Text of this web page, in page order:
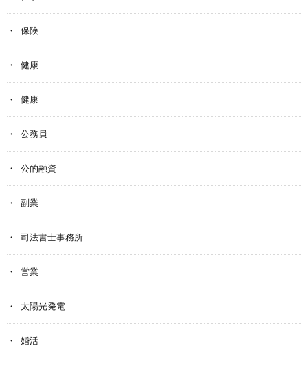
保険
健康
健康
公務員
公的融資
副業
司法書士事務所
営業
太陽光発電
婚活